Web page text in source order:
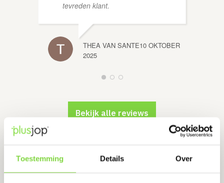
Toestemming Details Over
tevreden klant.
THEA VAN SANTE10 OKTOBER
2025
Bekijk alle reviews